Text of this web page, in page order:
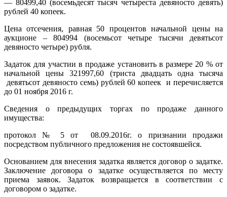
— 80499,40 (восемьдесят тысяч четыреста девяносто девять)
рублей 40 копеек.
Цена отсечения, равная 50 процентов начальной цены на
аукционе – 804994 (восемьсот четыре тысячи девятьсот
девяносто четыре) рубля.
Задаток для участии в продаже установить в размере 20 % от
начальной цены 321997,60 (триста двадцать одна тысяча
девятьсот девяносто семь) рублей 60 копеек и перечисляется
до 01 ноября 2016 г.
Сведения о предыдущих торгах по продаже данного
имущества:
протокол № 5 от 08.09.2016г. о признании продажи
посредством публичного предложения не состоявшейся.
Основанием для внесения задатка является договор о задатке.
Заключение договора о задатке осуществляется по месту
приема заявок. Задаток возвращается в соответствии с
договором о задатке.